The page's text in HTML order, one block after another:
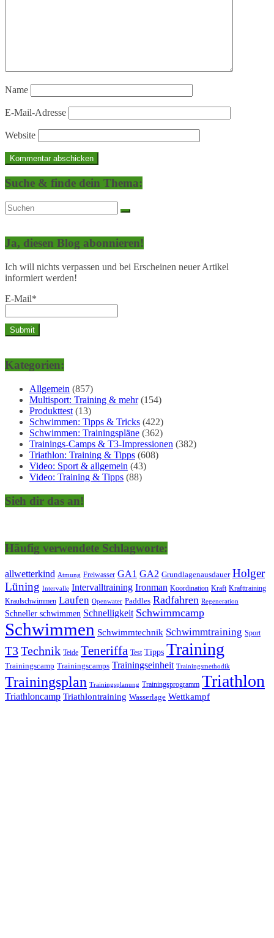
Name
E-Mail-Adresse
Website
Suche & finde dein Thema:
Ja, diesen Blog abonnieren!
Ich will nichts verpassen und bei Erscheinen neuer Artikel
informiert werden!
E-Mail*
Kategorien:
Allgemein (857)
Multisport: Training & mehr(154)
Produkttest (13)
Schwimmen: Tipps & Tricks (422)
Schwimmen: Trainingspläne (362)
Trainings-Camps & T3-Impressionen (382)
Triathlon: Training & Tipps (608)
Video: Sport & allgemein (43)
Video: Training & Tipps (88)
Sieh dir das an!
Häufig verwendete Schlagworte:
allwetterkind Atmung Freiwasser GA1 GA2 Grundlagenausdauer Holger
Lüning Intervalle Intervalltraining Ironman Koordination Kraft Krafttraining
Kraulschwimmen Laufen Openwater Paddles Radfahren Regeneration
Schneller schwimmen Schnelligkeit Schwimmcamp
Schwimmen Schwimmtechnik Schwimmtraining Sport
T3Technik Teide Teneriffa Test Tipps Training
Trainingscamp Trainingscamps Trainingseinheit Trainingsmethodik
Trainingsplan Trainingsplanung Trainingsprogramm Triathlon
Triathloncamp Triathlontraining Wasserlage Wettkampf